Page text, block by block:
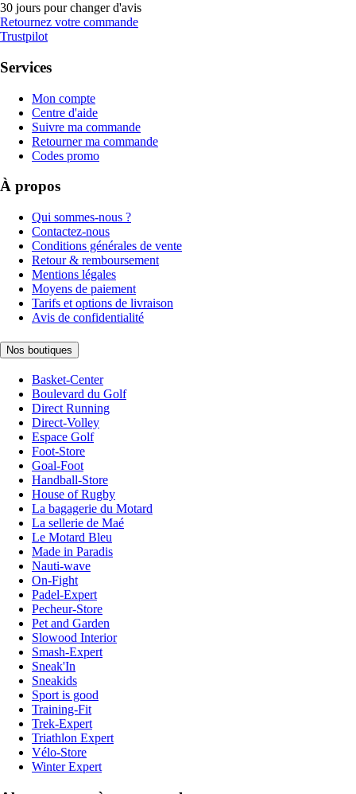
30 jours pour changer d'avis
Retournez votre commande
Trustpilot
Services
Mon compte
Centre d'aide
Suivre ma commande
Retourner ma commande
Codes promo
À propos
Qui sommes-nous ?
Contactez-nous
Conditions générales de vente
Retour & remboursement
Mentions légales
Moyens de paiement
Tarifs et options de livraison
Avis de confidentialité
Nos boutiques
Basket-Center
Boulevard du Golf
Direct Running
Direct-Volley
Espace Golf
Foot-Store
Goal-Foot
Handball-Store
House of Rugby
La bagagerie du Motard
La sellerie de Maé
Le Motard Bleu
Made in Paradis
Nauti-wave
On-Fight
Padel-Expert
Pecheur-Store
Pet and Garden
Slowood Interior
Smash-Expert
Sneak'In
Sneakids
Sport is good
Training-Fit
Trek-Expert
Triathlon Expert
Vélo-Store
Winter Expert